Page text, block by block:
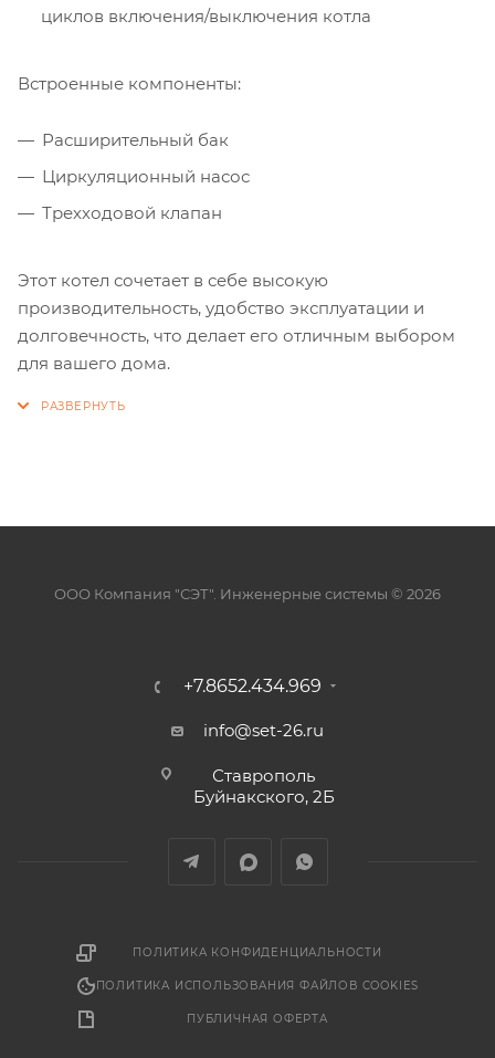
циклов включения/выключения котла
Встроенные компоненты:
Расширительный бак
Циркуляционный насос
Трехходовой клапан
Этот котел сочетает в себе высокую
производительность, удобство эксплуатации и
долговечность, что делает его отличным выбором
для вашего дома.
ООО Компания "СЭТ". Инженерные системы © 2026
+7.8652.434.969
info@set-26.ru
Ставрополь
Буйнакского, 2Б
ПОЛИТИКА КОНФИДЕНЦИАЛЬНОСТИ
ПОЛИТИКА ИСПОЛЬЗОВАНИЯ ФАЙЛОВ COOKIES
ПУБЛИЧНАЯ ОФЕРТА